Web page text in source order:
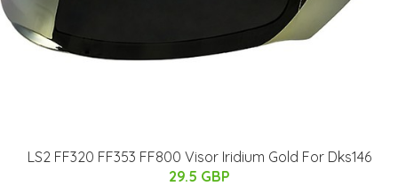
LS2 FF320 FF353 FF800 Visor Iridium Gold For Dks146
29.5 GBP